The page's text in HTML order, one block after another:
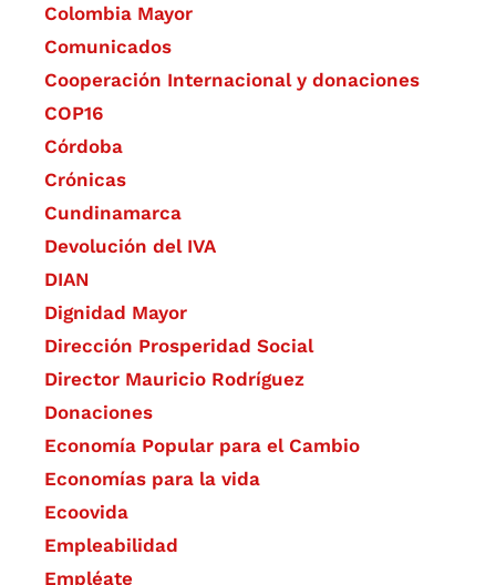
Colombia Mayor
Comunicados
Cooperación Internacional y donaciones
COP16
Córdoba
Crónicas
Cundinamarca
Devolución del IVA
DIAN
Dignidad Mayor
Dirección Prosperidad Social
Director Mauricio Rodríguez
Donaciones
Economía Popular para el Cambio
Economías para la vida
Ecoovida
Empleabilidad
Empléate